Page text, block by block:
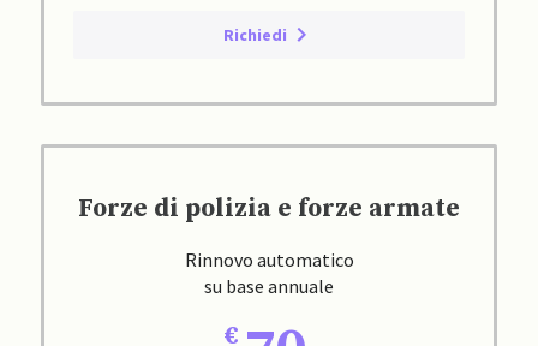
Richiedi
Forze di polizia e forze armate
Rinnovo automatico
su base annuale